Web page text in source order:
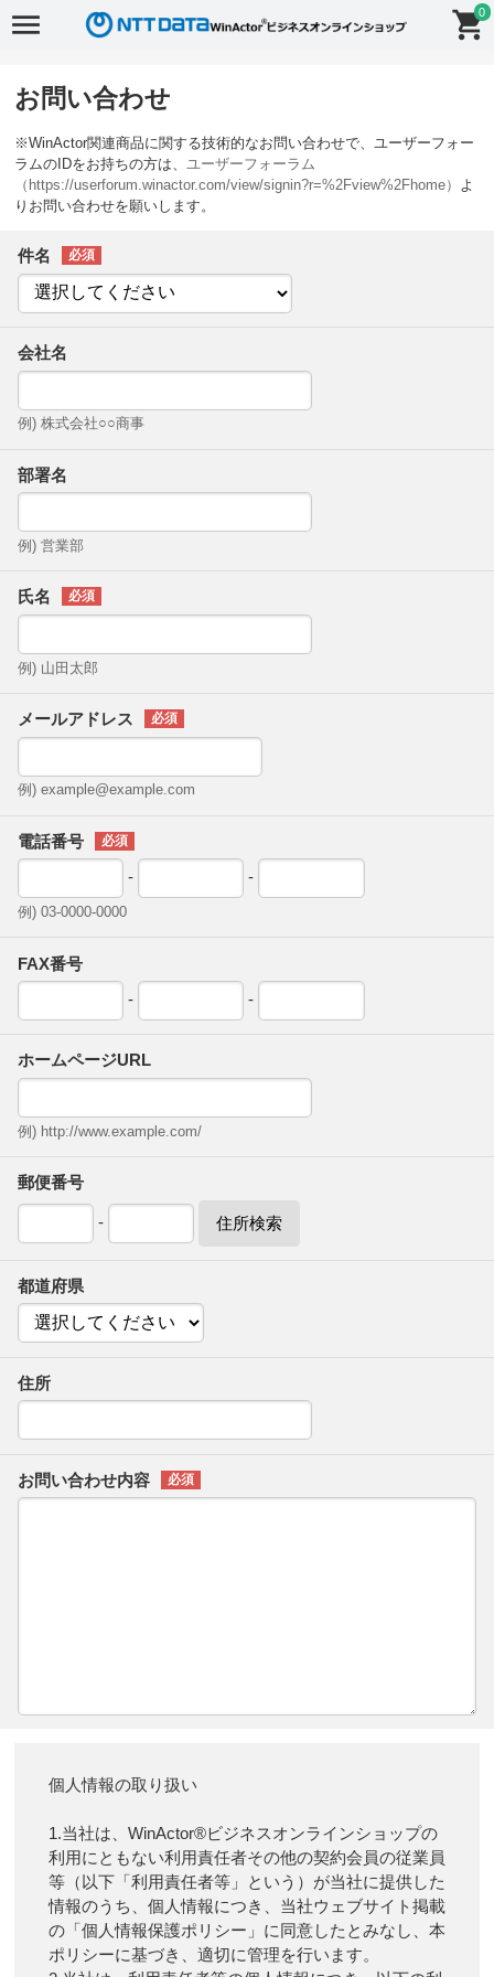
0
お問い合わせ
※WinActor関連商品に関する技術的なお問い合わせで、ユーザーフォー
ラムのIDをお持ちの方は、 ユーザーフォーラム
（https://userforum.winactor.com/view/signin?r=%2Fview%2Fhome） よ
りお問い合わせを願いします。
件名
会社名
例) 株式会社○○商事
部署名
例) 営業部
氏名
例) 山田太郎
メールアドレス
例) example@example.com
電話番号
-
-
例) 03-0000-0000
FAX番号
-
-
ホームページURL
例) http://www.example.com/
郵便番号
- 住所検索
都道府県
住所
お問い合わせ内容
個人情報の取り扱い
1.当社は、WinActor®ビジネスオンラインショップの
利用にともない利用責任者その他の契約会員の従業員
等（以下「利用責任者等」という）が当社に提供した
情報のうち、個人情報につき、当社ウェブサイト掲載
の「個人情報保護ポリシー」に同意したとみなし、本
ポリシーに基づき、適切に管理を行います。